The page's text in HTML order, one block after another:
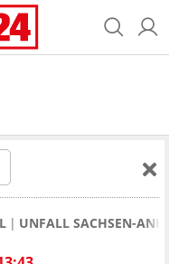
UNFALL SACHSEN-